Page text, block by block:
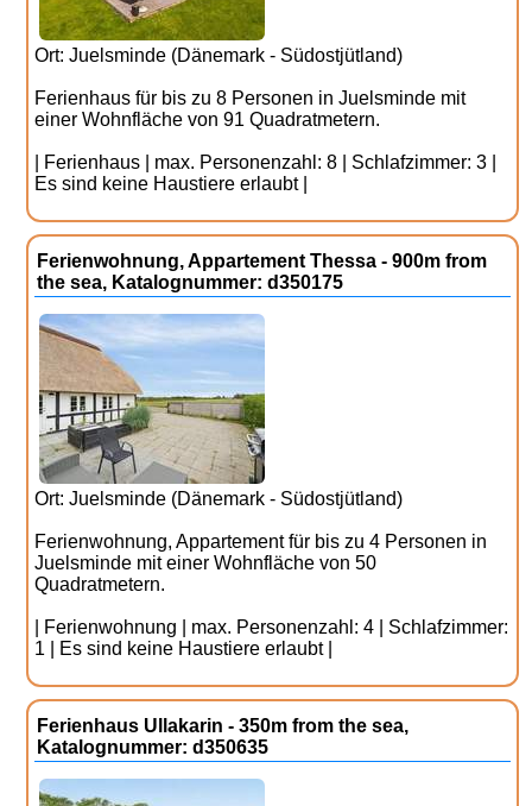
Ort: Juelsminde (Dänemark - Südostjütland)
Ferienhaus für bis zu 8 Personen in Juelsminde mit
einer Wohnfläche von 91 Quadratmetern.
| Ferienhaus | max. Personenzahl: 8 | Schlafzimmer: 3 |
Es sind keine Haustiere erlaubt |
Ferienwohnung, Appartement Thessa - 900m from
the sea, Katalognummer: d350175
Ort: Juelsminde (Dänemark - Südostjütland)
Ferienwohnung, Appartement für bis zu 4 Personen in
Juelsminde mit einer Wohnfläche von 50
Quadratmetern.
| Ferienwohnung | max. Personenzahl: 4 | Schlafzimmer:
1 | Es sind keine Haustiere erlaubt |
Ferienhaus Ullakarin - 350m from the sea,
Katalognummer: d350635